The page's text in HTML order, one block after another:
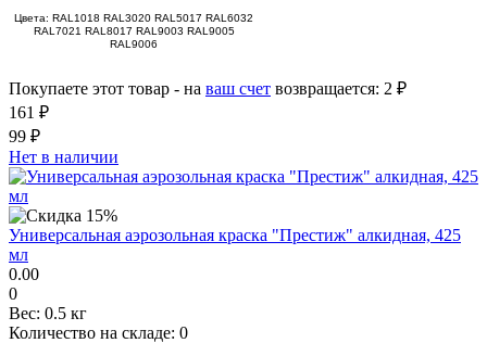
Цвета: RAL1018 RAL3020 RAL5017 RAL6032
RAL7021 RAL8017 RAL9003 RAL9005
RAL9006
Покупаете этот товар - на ваш счет возвращается: 2 ₽
161 ₽
99 ₽
Нет в наличии
Универсальная аэрозольная краска "Престиж" алкидная, 425
мл
0.00
0
Вес: 0.5 кг
Количество на складе: 0